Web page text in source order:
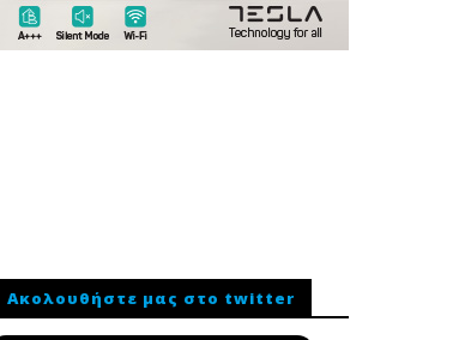
Ακολουθήστε μας στο twitter